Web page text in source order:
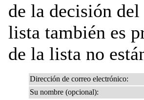
de la decisión
lista también es
de la lista no
Dirección de correo electrónico:
Su nombre (opcional):